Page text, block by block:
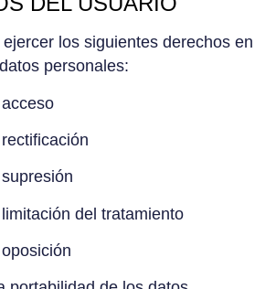
los siguientes derechos en
personales:
del tratamiento